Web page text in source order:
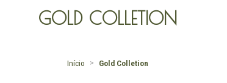
GOLD COLLETION
Início Gold Colletion